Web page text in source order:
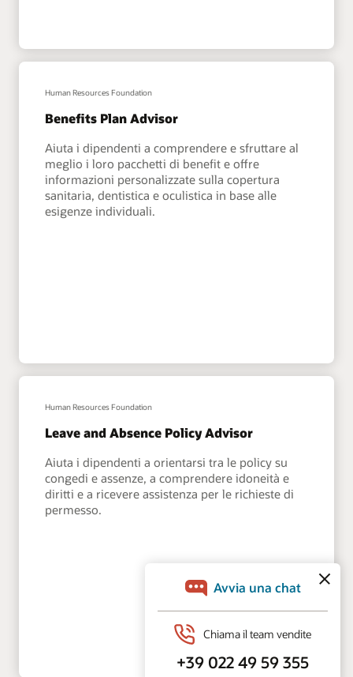
Human Resources Foundation
Benefits Plan Advisor
Aiuta i dipendenti a comprendere e sfruttare al
meglio i loro pacchetti di benefit e offre
informazioni personalizzate sulla copertura
sanitaria, dentistica e oculistica in base alle
esigenze individuali.
Human Resources Foundation
Leave and Absence Policy Advisor
Aiuta i dipendenti a orientarsi tra le policy su
congedi e assenze, a comprendere idoneità e
diritti e a ricevere assistenza per le richieste di
permesso.